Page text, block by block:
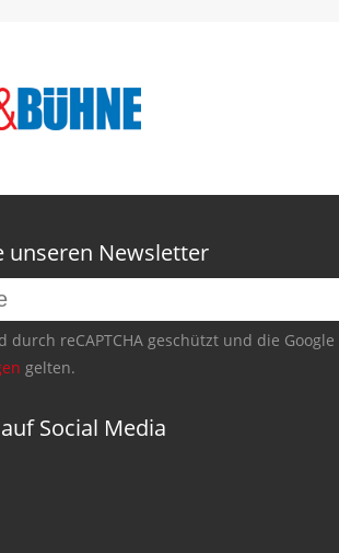
unseren Newsletter
durch reCAPTCHA geschützt und die Google
gelten.
Social Media